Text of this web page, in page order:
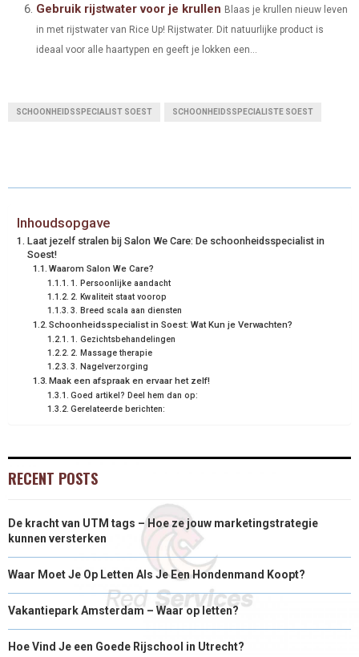
Gebruik rijstwater voor je krullen Blaas je krullen nieuw leven
in met rijstwater van Rice Up! Rijstwater. Dit natuurlijke product is
ideaal voor alle haartypen en geeft je lokken een...
SCHOONHEIDSSPECIALIST SOEST SCHOONHEIDSSPECIALISTE SOEST
Inhoudsopgave
Laat jezelf stralen bij Salon We Care: De schoonheidsspecialist in
Soest!
Waarom Salon We Care?
1. Persoonlijke aandacht
2. Kwaliteit staat voorop
3. Breed scala aan diensten
Schoonheidsspecialist in Soest: Wat Kun je Verwachten?
1. Gezichtsbehandelingen
2. Massage therapie
3. Nagelverzorging
Maak een afspraak en ervaar het zelf!
Goed artikel? Deel hem dan op:
Gerelateerde berichten:
RECENT POSTS
De kracht van UTM tags – Hoe ze jouw marketingstrategie
kunnen versterken
Waar Moet Je Op Letten Als Je Een Hondenmand Koopt?
Vakantiepark Amsterdam – Waar op letten?
Hoe Vind Je een Goede Rijschool in Utrecht?